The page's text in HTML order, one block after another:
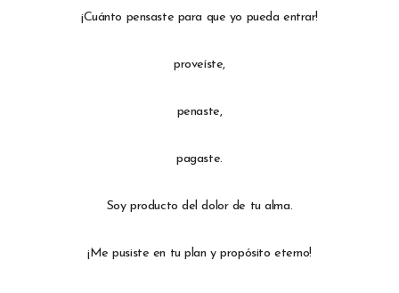
¡Cuánto pensaste para que yo pueda entrar!
proveíste,
penaste,
pagaste.
Soy producto del dolor de tu alma.
¡Me pusiste en tu plan y propósito eterno!